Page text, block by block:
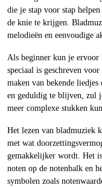
die je stap voor stap
de knie te krijgen.
melodieën en eenvoudige
Als beginner kun je ervoor
speciaal is geschreven
maken van bekende
en geduldig te blijven, zul
meer complexe stukken
Het lezen van bladmuziek
met wat
gemakkelijker wordt. Het
noten op de notenbalk en
symbolen zoals